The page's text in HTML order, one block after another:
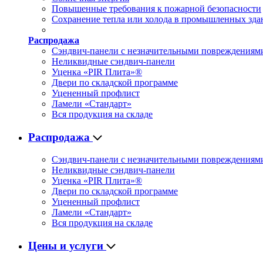
Повышенные требования к пожарной безопасности
Сохранение тепла или холода в промышленных
Распродажа
Сэндвич-панели с незначительными
Неликвидные сэндвич-панели
Уценка «PIR Плита»®
Двери по складской программе
Уцененный профлист
Ламели «Стандарт»
Вся продукция на складе
Распродажа
Сэндвич-панели с незначительными
Неликвидные сэндвич-панели
Уценка «PIR Плита»®
Двери по складской программе
Уцененный профлист
Ламели «Стандарт»
Вся продукция на складе
Цены и услуги